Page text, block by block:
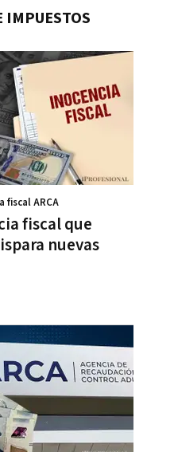
IMPUESTOS
fiscal que
nuevas
fiscal ARCA